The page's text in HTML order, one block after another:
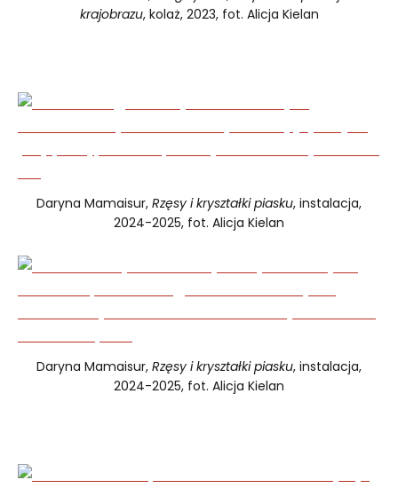
krajobrazu, kolaż, 2023, fot. Alicja Kielan
Daryna Mamaisur, Rzęsy i kryształki piasku, instalacja,
2024-2025, fot. Alicja Kielan
Daryna Mamaisur, Rzęsy i kryształki piasku, instalacja,
2024-2025, fot. Alicja Kielan